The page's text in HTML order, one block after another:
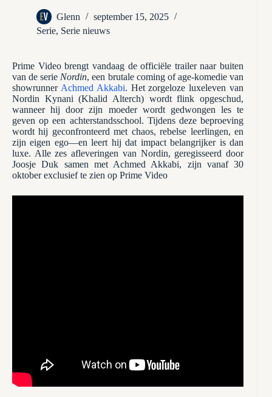
Glenn
september 15, 2025
Serie, Serie nieuws
Prime Video brengt vandaag de officiële trailer naar buiten
van de serie Nordin, een brutale coming of age-komedie van
showrunner Achmed Akkabi. Het zorgeloze luxeleven van
Nordin Kynani (Khalid Alterch) wordt flink opgeschud,
wanneer hij door zijn moeder wordt gedwongen les te
geven op een achterstandsschool. Tijdens deze beproeving
wordt hij geconfronteerd met chaos, rebelse leerlingen, en
zijn eigen ego—en leert hij dat impact belangrijker is dan
luxe. Alle zes afleveringen van Nordin, geregisseerd door
Joosje Duk samen met Achmed Akkabi, zijn vanaf 30
oktober exclusief te zien op Prime Video